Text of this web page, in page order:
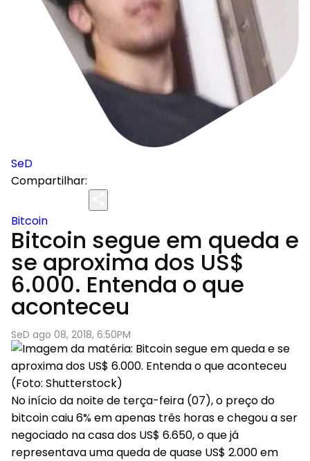
SeD
Compartilhar:
Bitcoin
Bitcoin segue em queda e
se aproxima dos US$
6.000. Entenda o que
aconteceu
SeD ago 08, 2018, 6:50PM
(Foto: Shutterstock)
No início da noite de terça-feira (07), o preço do
bitcoin caiu 6% em apenas três horas e chegou a ser
negociado na casa dos US$ 6.650, o que já
representava uma queda de quase US$ 2.000 em